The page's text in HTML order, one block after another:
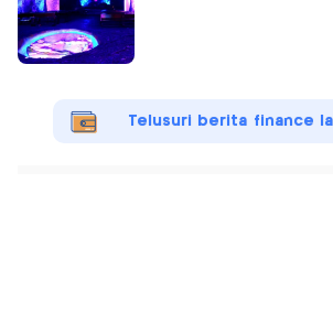
Telusuri berita finance